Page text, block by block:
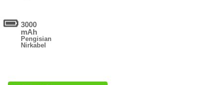
3000
mAh
Pengisian
Nirkabel